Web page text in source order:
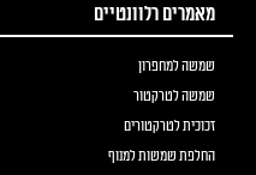
מאמרים רלוונטיים
שמשה למחפרון
שמשה לטרקטור
זכוכית לטרקטורים
החלפת שמשות למנוף